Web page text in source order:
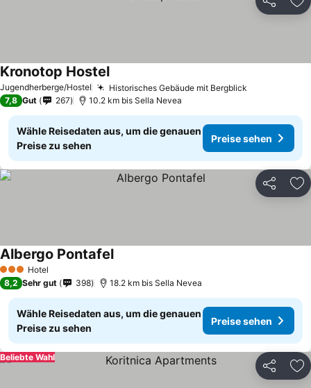
Teilen
Jugendherberge/Hostel Historisches Gebäude mit Bergblick
Kronotop Hostel
7,8 Gut 267 10.2 km bis Sella Nevea
Wähle Reisedaten aus, um die genauen
Preise zu sehen
Preise sehen
Teilen
3 SterneHotel
Albergo Pontafel
8,2 Sehr gut 398 18.2 km bis Sella Nevea
Wähle Reisedaten aus, um die genauen
Preise zu sehen
Preise sehen
Teilen
Beliebte Wahl